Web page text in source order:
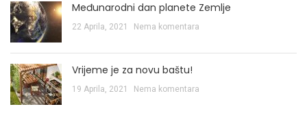
Međunarodni dan planete Zemlje
22 Aprila, 2021 Nema komentara
Vrijeme je za novu baštu!
19 Aprila, 2021 Nema komentara